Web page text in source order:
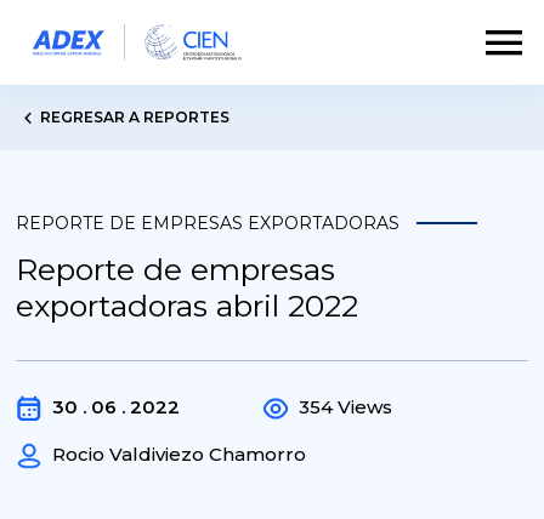
REGRESAR A REPORTES
REPORTE DE EMPRESAS EXPORTADORAS
Reporte de empresas
exportadoras abril 2022
30 . 06 . 2022
Rocio Valdiviezo Chamorro
354 Views